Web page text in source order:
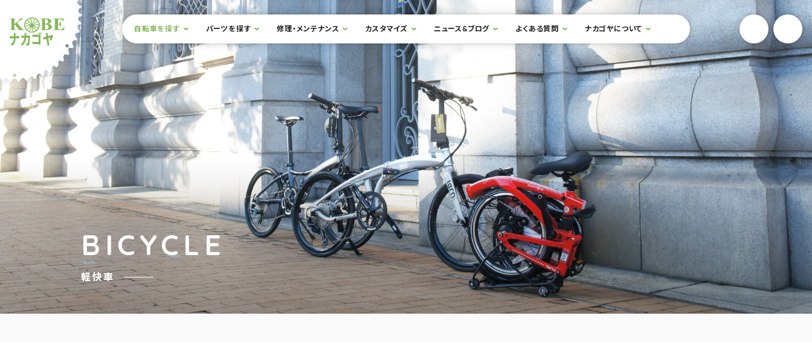
ショップナカゴヤ
サイト内メニュー
本文までスキップ
自転車を探す パーツを探す 修理・メンテナンス カスタマイズ ニュース&ブログ よくある質問 ナカゴヤについて 検索フォームを開閉する YouTube
BICYCLE
軽快車